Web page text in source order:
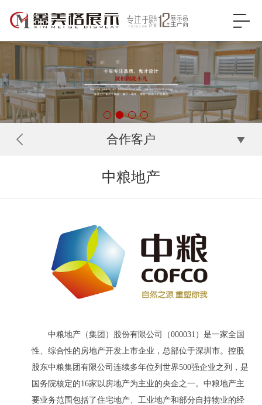
合作客户
中粮地产
中粮地产（集团）股份有限公司（000031）是一家全国
性、综合性的房地产开发上市企业，总部位于深圳市。控股
股东中粮集团有限公司连续多年位列世界500强企业之列，是
国务院核定的16家以房地产为主业的央企之一。中粮地产主
要业务范围包括了住宅地产、工业地产和部分自持物业的经